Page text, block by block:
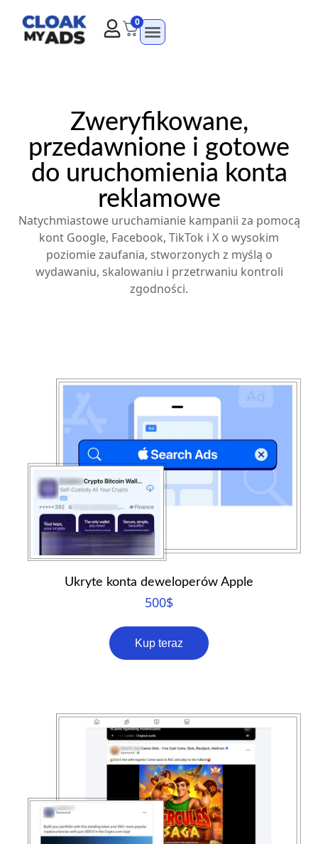
0
Zweryfikowane,
przedawnione i gotowe
do uruchomienia konta
reklamowe
Natychmiastowe uruchamianie kampanii za pomocą
kont Google, Facebook, TikTok i X o wysokim
poziomie zaufania, stworzonych z myślą o
wydawaniu, skalowaniu i przetrwaniu kontroli
zgodności.
Ukryte konta deweloperów Apple
500$
Kup teraz